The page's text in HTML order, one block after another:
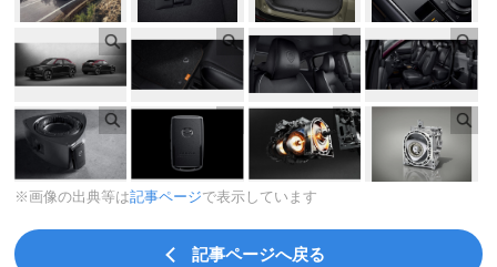
※画像の出典等は記事ページで表示しています
記事ページへ戻る